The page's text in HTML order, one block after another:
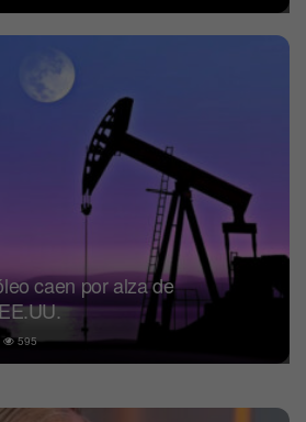
caen por alza de
595